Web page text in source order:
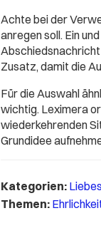
Achte bei der
anregen soll. Ein
Zusatz, damit die
Für die Auswahl
wichtig. Leximera
wiederkehrenden
Grundidee
Kategorien:
Themen: